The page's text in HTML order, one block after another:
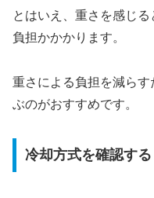
とはいえ、重さを感じ
負担かかかります。
重さによる負担を減らす
ぶのがおすすめです。
冷却方式を確認する